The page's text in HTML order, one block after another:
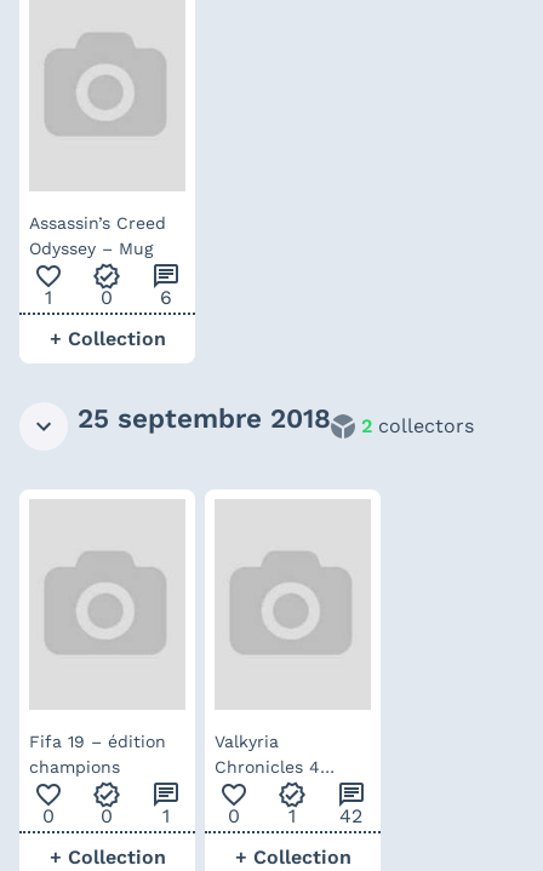
Assassin’s Creed
Odyssey – Mug
favorite_outline
1
verified
0
chat
6
+ Collection
25 septembre 2018 2 collectors
Fifa 19 – édition
champions
favorite_outline
0
verified
0
chat
1
+ Collection
Valkyria
Chronicles 4
Memoirs from
Battle – Edition
favorite_outline
0
verified
1
chat
42
+ Collection